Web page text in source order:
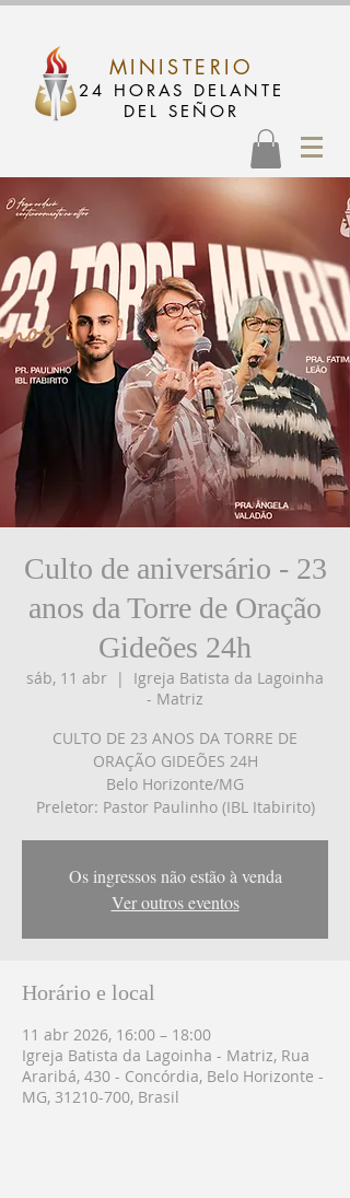
MINISTERIO
24 HORAS DELANTE
DEL SEÑOR
Culto de aniversário - 23
anos da Torre de Oração
Gideões 24h
sáb, 11 abr
  |
Igreja Batista da Lagoinha
- Matriz
CULTO DE 23 ANOS DA TORRE DE
ORAÇÃO GIDEÕES 24H
Belo Horizonte/MG
Preletor: Pastor Paulinho (IBL Itabirito)
Os ingressos não estão à venda
Ver outros eventos
Horário e local
11 abr 2026, 16:00 – 18:00
Igreja Batista da Lagoinha - Matriz, Rua
Araribá, 430 - Concórdia, Belo Horizonte -
MG, 31210-700, Brasil